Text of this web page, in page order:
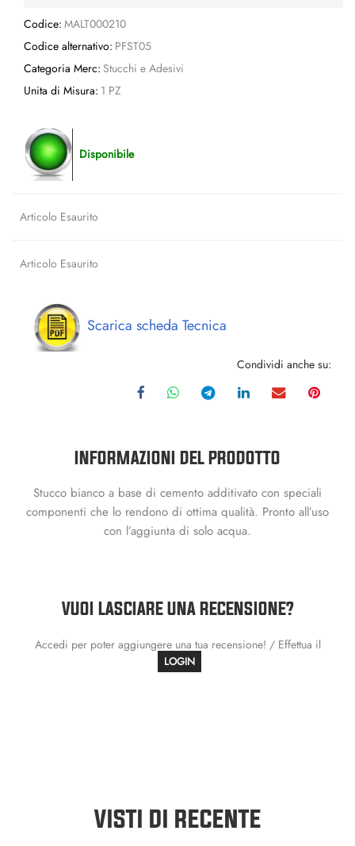
Codice: MALT000210
Codice alternativo: PFST05
Categoria Merc: Stucchi e Adesivi
Unita di Misura: 1 PZ
Disponibile
Articolo Esaurito
Articolo Esaurito
Scarica scheda Tecnica
Condividi anche su:
INFORMAZIONI DEL PRODOTTO
Stucco bianco a base di cemento additivato con speciali
componenti che lo rendono di ottima qualità. Pronto all’uso
con l’aggiunta di solo acqua.
VUOI LASCIARE UNA RECENSIONE?
Accedi per poter aggiungere una tua recensione! / Effettua il
LOGIN
VISTI DI RECENTE